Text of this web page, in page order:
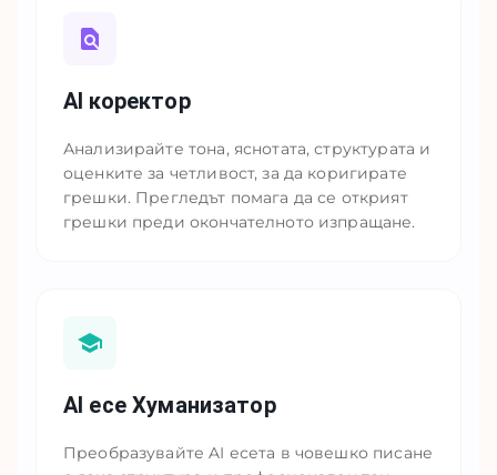
AI коректор
Анализирайте тона, яснотата, структурата и
оценките за четливост, за да коригирате
грешки. Прегледът помага да се открият
грешки преди окончателното изпращане.
AI есе Хуманизатор
Преобразувайте AI есета в човешко писане